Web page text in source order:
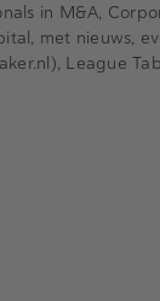
in M&A,
met nieuws,
League